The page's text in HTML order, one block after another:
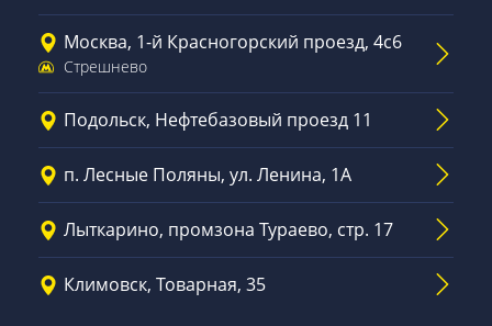
Москва, 1-й Красногорский проезд, 4с6
Стрешнево
Подольск, Нефтебазовый проезд 11
п. Лесные Поляны, ул. Ленина, 1А
Лыткарино, промзона Тураево, стр. 17
Климовск, Товарная, 35